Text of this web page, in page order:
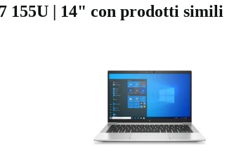
155U | 14" con prodotti simili